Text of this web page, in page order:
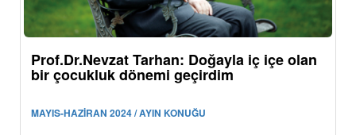
Prof.Dr.Nevzat Tarhan: Doğayla iç içe olan
bir çocukluk dönemi geçirdim
MAYIS-HAZİRAN 2024 / AYIN KONUĞU